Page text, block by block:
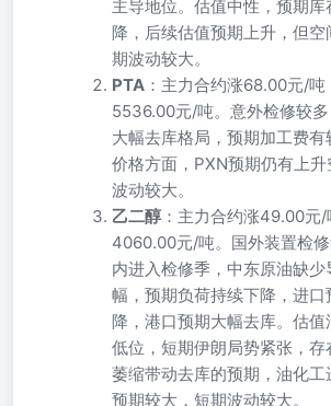
主导地位。估值中性，预期库
降，后续估值预期上升，但空
期波动较大。
PTA ：主力合约涨68.00元/吨
5536.00元/吨。意外检修较
大幅去库格局，预期加工费有
价格方面，PXN预期仍有上升
波动较大。
乙二醇 ：主力合约涨49.00元/
4060.00元/吨。国外装置检
内进入检修季，中东原油缺少
幅，预期负荷持续下降，进口
降，港口预期大幅去库。估值
低位，短期伊朗局势紧张，存
萎缩带动去库的预期，油化工
预期较大，短期波动较大。